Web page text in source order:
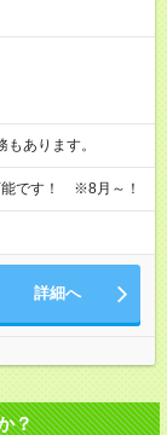
あります。
能です！ ※8月～！
詳細へ
？